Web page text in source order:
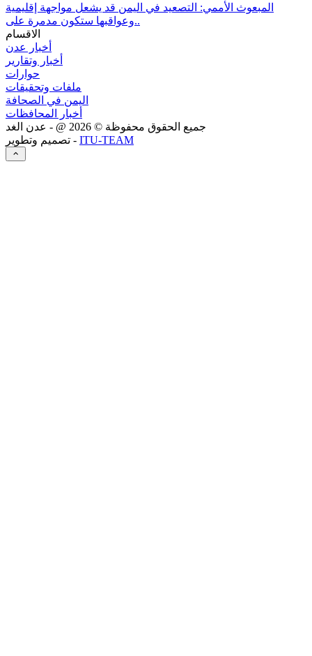
المبعوث الأممي: التصعيد في اليمن قد يشعل مواجهة إقليمية
وعواقبها ستكون مدمرة على..
الاقسام
أخبار عدن
أخبار وتقارير
حوارات
ملفات وتحقيقات
اليمن في الصحافة
أخبار المحافظات
جميع الحقوق محفوظة © 2026 @ - عدن الغد
تصميم وتطوير - ITU-TEAM